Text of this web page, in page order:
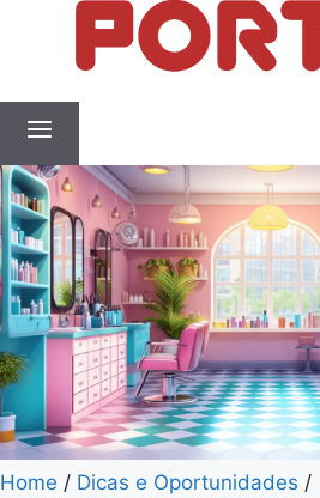
Home / Dicas e Oportunidades /